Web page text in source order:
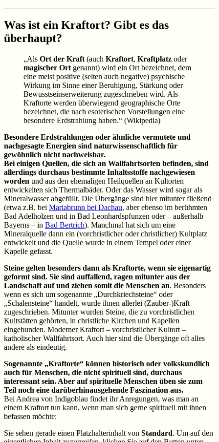
Was ist ein Kraftort? Gibt es das
überhaupt?
„Als Ort der Kraft (auch Kraftort, Kraftplatz oder
magischer Ort genannt) wird ein Ort bezeichnet, dem
eine meist positive (selten auch negative) psychische
Wirkung im Sinne einer Beruhigung, Stärkung oder
Bewusstseinserweiterung zugeschrieben wird. Als
Kraftorte werden überwiegend geographische Orte
bezeichnet, die nach esoterischen Vorstellungen eine
besondere Erdstrahlung haben.“ (Wikipedia)
Besondere Erdstrahlungen oder ähnliche vermutete und
nachgesagte Energien sind naturwissenschaftlich für
gewöhnlich nicht nachweisbar.
Bei einigen Quellen, die sich an Wallfahrtsorten befinden, sind
allerdings durchaus bestimmte Inhaltsstoffe nachgewiesen
worden und aus den ehemaligen Heilquellen an Kultorten
entwickelten sich Thermalbäder. Oder das Wasser wird sogar als
Mineralwasser abgefüllt. Die Übergänge sind hier mitunter fließend
(etwa z.B. bei Mariabrunn bei Dachau, aber ebenso im berühmten
Bad Adelholzen und in Bad Leonhardspfunzen oder – außerhalb
Bayerns – in Bad Bertrich). Manchmal hat sich um eine
Mineralquelle dann ein (vorchristlicher oder christlicher) Kultplatz
entwickelt und die Quelle wurde in einem Tempel oder einer
Kapelle gefasst.
Steine gelten besonders dann als Kraftorte, wenn sie eigenartig
geformt sind. Sie sind auffallend, ragen mitunter aus der
Landschaft auf und ziehen somit die Menschen an. Besonders
wenn es sich um sogenannte „Durchkriechsteine“ oder
„Schalensteine“ handelt, wurde ihnen allerlei (Zauber-)Kraft
zugeschrieben. Mitunter wurden Steine, die zu vorchristlichen
Kultstätten gehörten, in christliche Kirchen und Kapellen
eingebunden. Moderner Kraftort – vorchristlicher Kultort –
katholischer Wallfahrtsort. Auch hier sind die Übergänge oft alles
andere als eindeutig.
Sogenannte „Kraftorte“ können historisch oder volkskundlich
auch für Menschen, die nicht spirituell sind, durchaus
interessant sein. Aber auf spirituelle Menschen üben sie zum
Teil noch eine darüberhinausgehende Faszination aus.
Bei Andrea von Indigoblau findet ihr Anregungen, was man an
einem Kraftort tun kann, wenn man sich gerne spirituell mit ihnen
befassen möchte:
Sie sehen gerade einen Platzhalterinhalt von Standard. Um auf den